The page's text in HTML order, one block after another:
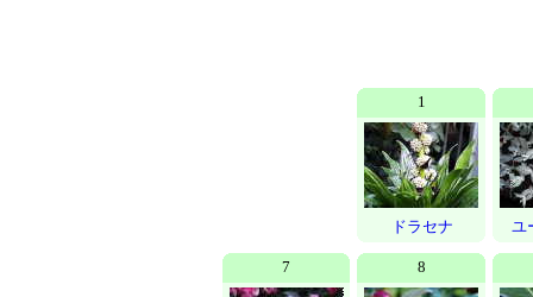
1
ドラセナ ユ
7 8